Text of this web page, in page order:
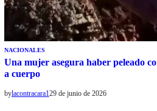
NACIONALES
Una mujer asegura haber peleado
a cuerpo
bylacontracara129 de junio de 2026